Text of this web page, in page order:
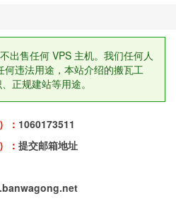
出售任何 VPS 主机。我们任何人
何违法用途，本站介绍的搬瓦工
正规建站等用途。
： 1060173511
： 提交邮箱地址